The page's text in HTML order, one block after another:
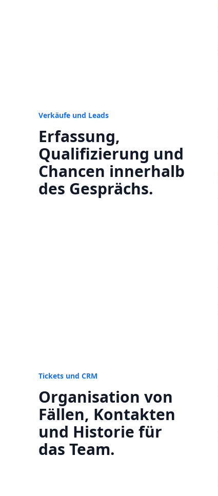
Verkäufe und Leads
Erfassung,
Qualifizierung und
Chancen innerhalb
des Gesprächs.
Tickets und CRM
Organisation von
Fällen, Kontakten
und Historie für
das Team.